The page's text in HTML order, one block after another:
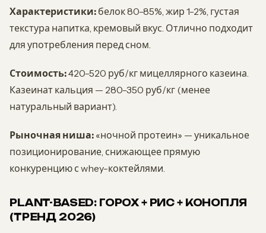
Характеристики: белок 80-85%, жир 1-2%, густая
текстура напитка, кремовый вкус. Отлично подходит
для употребления перед сном.
Стоимость:420-520 руб/кг мицеллярного казеина.
Казеинат кальция — 280-350 руб/кг (менее
натуральный вариант).
Рыночная ниша: «ночной протеин» — уникальное
позиционирование, снижающее прямую
конкуренцию с whey-коктейлями.
PLANT-BASED: ГОРОХ + РИС + КОНОПЛЯ
(ТРЕНД 2026)